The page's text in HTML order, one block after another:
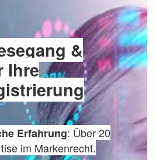
&
Ihre
Erfahrung: Über 20
im Markenrecht.